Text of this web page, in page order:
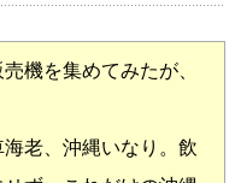
機を集めてみたが、
老、沖縄いなり。飲